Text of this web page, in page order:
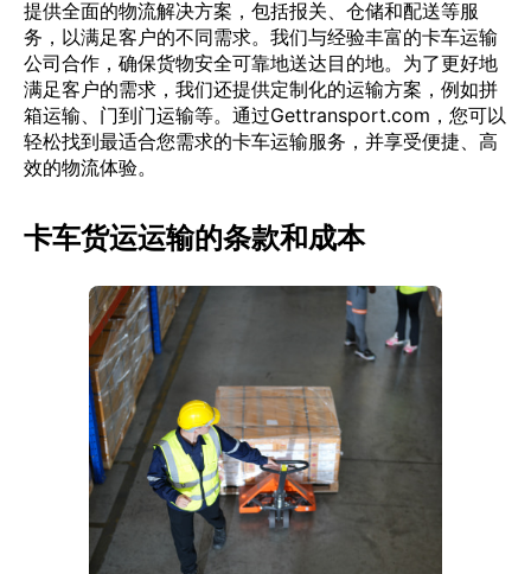
提供全面的物流解决方案，包括报关、仓储和配送等服
务，以满足客户的不同需求。我们与经验丰富的卡车运输
公司合作，确保货物安全可靠地送达目的地。为了更好地
满足客户的需求，我们还提供定制化的运输方案，例如拼
箱运输、门到门运输等。通过Gettransport.com，您可以
轻松找到最适合您需求的卡车运输服务，并享受便捷、高
效的物流体验。
卡车货运运输的条款和成本